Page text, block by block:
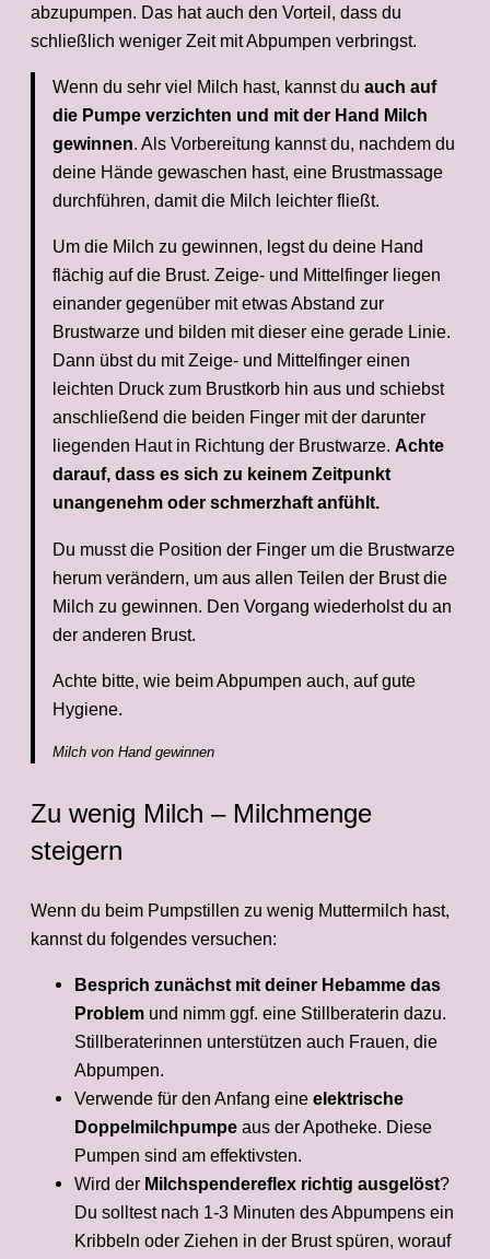
abzupumpen. Das hat auch den Vorteil, dass du
schließlich weniger Zeit mit Abpumpen verbringst.
Wenn du sehr viel Milch hast, kannst duauch auf
die Pumpe verzichten und mit der Hand Milch
gewinnen. Als Vorbereitung kannst du, nachdem du
deine Hände gewaschen hast, eine Brustmassage
durchführen, damit die Milch leichter fließt.
Um die Milch zu gewinnen, legst du deine Hand
flächig auf die Brust. Zeige- und Mittelfinger liegen
einander gegenüber mit etwas Abstand zur
Brustwarze und bilden mit dieser eine gerade Linie.
Dann übst du mit Zeige- und Mittelfinger einen
leichten Druck zum Brustkorb hin aus und schiebst
anschließend die beiden Finger mit der darunter
liegenden Haut in Richtung der Brustwarze. Achte
darauf, dass es sich zu keinem Zeitpunkt
unangenehm oder schmerzhaft anfühlt.
Du musst die Position der Finger um die Brustwarze
herum verändern, um aus allen Teilen der Brust die
Milch zu gewinnen. Den Vorgang wiederholst du an
der anderen Brust.
Achte bitte, wie beim Abpumpen auch, auf gute
Hygiene.
Milch von Hand gewinnen
Zu wenig Milch – Milchmenge
steigern
Wenn du beim Pumpstillen zu wenig Muttermilch hast,
kannst du folgendes versuchen:
Besprich zunächst mit deiner Hebamme das
Problem und nimm ggf. eine Stillberaterin dazu.
Stillberaterinnen unterstützen auch Frauen, die
Abpumpen.
Verwende für den Anfang eine elektrische
Doppelmilchpumpe aus der Apotheke. Diese
Pumpen sind am effektivsten.
Wird der Milchspendereflex richtig ausgelöst?
Du solltest nach 1-3 Minuten des Abpumpens ein
Kribbeln oder Ziehen in der Brust spüren, worauf